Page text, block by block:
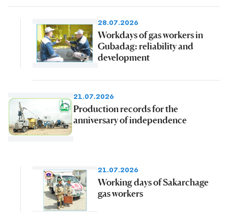
28.07.2026
Workdays of gas workers in
Gubadag: reliability and
development
21.07.2026
Production records for the
anniversary of independence
21.07.2026
Working days of Sakarchage
gas workers